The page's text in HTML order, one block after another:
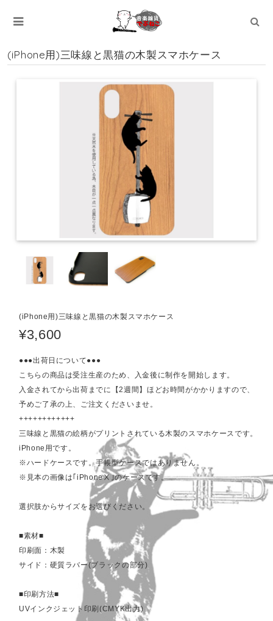
(iPhone用)三味線と黒猫の木製スマホケース
(iPhone用)三味線と黒猫の木製スマホケース
¥3,600
●●●出荷日について●●●
こちらの商品は受注生産のため、入金後に制作を開始します。
入金されてから出荷までに【2週間】ほどお時間がかかりますので、
予めご了承の上、ご注文くださいませ。
++++++++++++
三味線と黒猫の絵柄がプリントされている木製のスマホケースです。
iPhone用です。
※ハードケースです。手帳型ケースではありません。
※見本の画像は｢iPhoneⅩ｣のケースです。
選択肢からサイズをお選びください。
■素材■
印刷面：木製
サイド：硬質ラバー(ブラックの部分)
■印刷方法■
UVインクジェット印刷(CMYK出力)